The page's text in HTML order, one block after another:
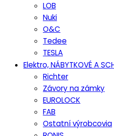
LOB
Nuki
O&C
Tedee
TESLA
Elektro, NÁBYTKOVÉ A
Richter
Závory na zámky
EUROLOCK
FAB
Ostatní výrobcovia